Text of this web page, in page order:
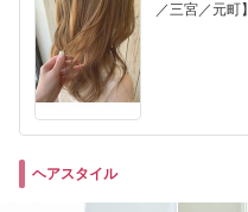
／三宮／元町】
ヘアスタイル